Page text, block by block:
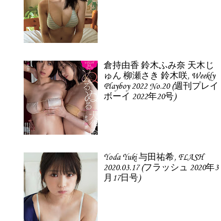
倉持由香 鈴木ふみ奈 天木じ
ゅん 柳瀬さき 鈴木咲, Weekly
Playboy 2022 No.20 (週刊プレイ
ボーイ 2022年20号)
Yoda Yuki 与田祐希, FLASH
2020.03.17 (フラッシュ 2020年3
月17日号)